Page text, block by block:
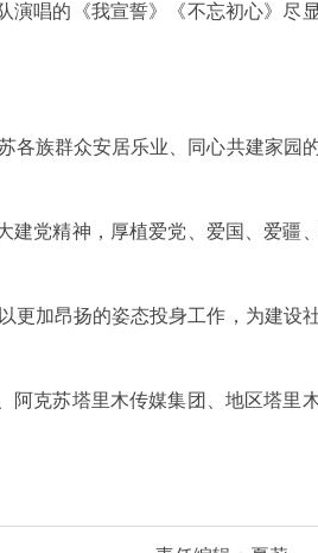
演唱的《我宣誓》《不忘初心》尽
族群众安居乐业、同心共建家园
党精神，厚植爱党、爱国、爱疆
加昂扬的姿态投身工作，为建设
克苏塔里木传媒集团、地区塔里